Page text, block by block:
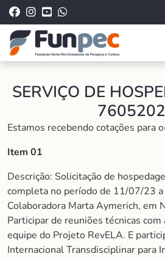
SERVIÇO DE
Estamos recebendo cotações para
Item 01
Descrição: Solicitação de
completa no período de 11/07/23
Colaboradora Marta Aymerich, em
Participar de reuniões técnicas com
equipe do Projeto RevELA. E
Internacional Transdisciplinar para